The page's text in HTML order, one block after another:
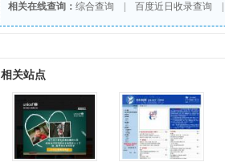
相关在线查询： 综合查询 百度近日收录查询
相关站点